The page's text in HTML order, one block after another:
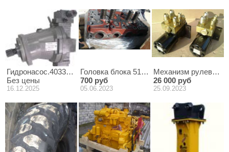
Гидронасос.403313.3.55.557.403 Аналог ГМНР.1.55/557
Без цены
16.12.2025
Головка блока 51-02-3СП
700 руб
05.06.2023
Механизм рулевой в
26 000 руб
25.09.2023